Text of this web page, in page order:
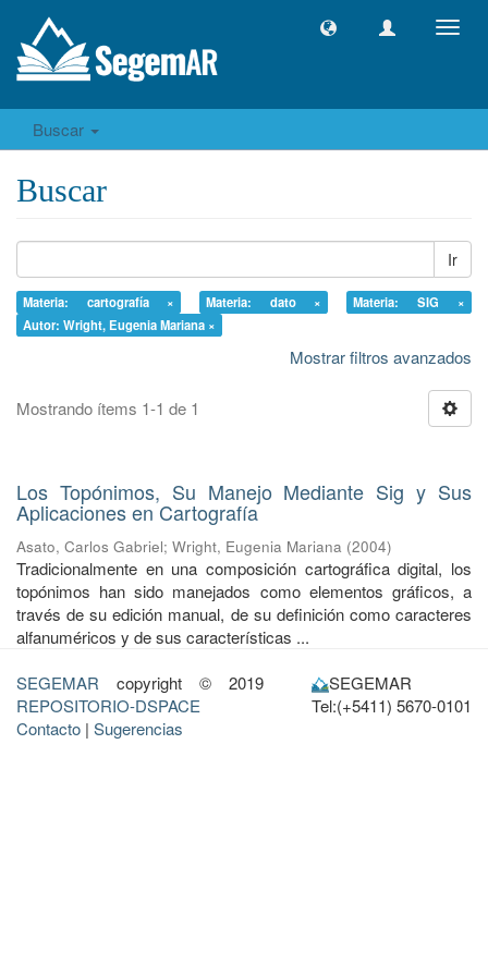
Buscar
Buscar
Ir
Materia: cartografía × Materia: dato ×
Materia: SIG ×
Autor: Wright, Eugenia Mariana ×
Mostrar filtros avanzados
Mostrando ítems 1-1 de 1
Los Topónimos, Su Manejo Mediante Sig y Sus
Aplicaciones en Cartografía
Asato, Carlos Gabriel; Wright, Eugenia Mariana (2004)
Tradicionalmente en una composición cartográfica digital, los
topónimos han sido manejados como elementos gráficos, a
través de su edición manual, de su definición como caracteres
alfanuméricos y de sus características ...
SEGEMAR copyright © 2019
REPOSITORIO-DSPACE
Contacto | Sugerencias
SEGEMAR
Tel:(+5411) 5670-0101